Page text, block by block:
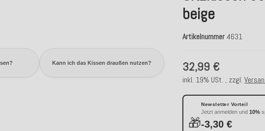
Kann ich das Kissen draußen nutzen?
beige
Artikelnummer4631
32,99 €
inkl. 19% USt. , zzgl.
🎁
Newsletter Vorteil
Jetzt anmelden und10%
-3,30 €